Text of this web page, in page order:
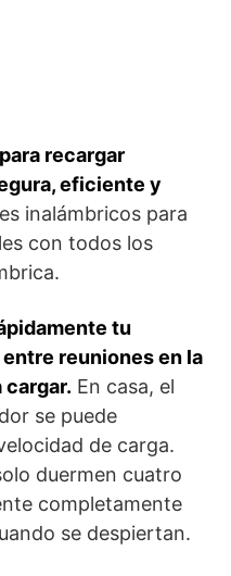
para recargar
eficiente y
inalámbricos para
con todos los
tu
reuniones en la
En casa, el
se puede
de carga.
duermen cuatro
completamente
se despiertan.